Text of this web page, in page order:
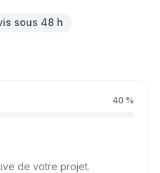
sous 48 h
40 %
de votre projet.